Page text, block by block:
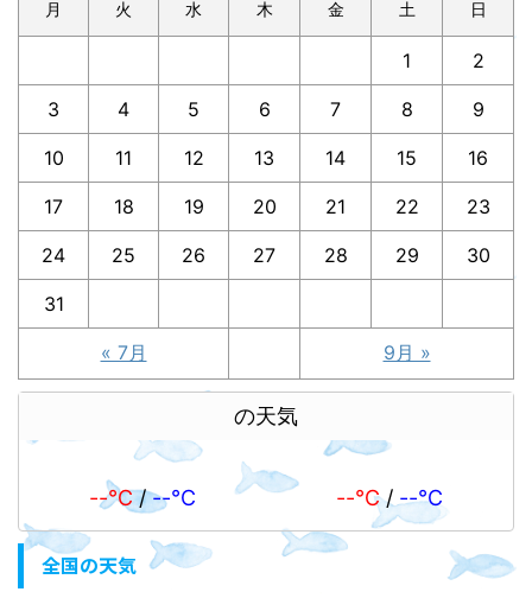
月 火 水 木 金 土 日
1 2
3 4 5 6 7 8 9
10 11 12 13 14 15 16
17 18 19 20 21 22 23
24 25 26 27 28 29 30
31
« 7月 9月 »
の天気
--℃/--℃ --℃/ --℃
全国の天気